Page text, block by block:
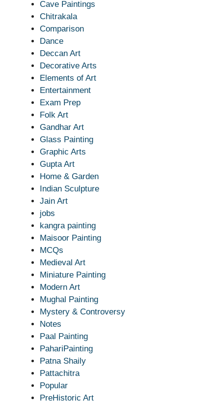
Cave Paintings
Chitrakala
Comparison
Dance
Deccan Art
Decorative Arts
Elements of Art
Entertainment
Exam Prep
Folk Art
Gandhar Art
Glass Painting
Graphic Arts
Gupta Art
Home & Garden
Indian Sculpture
Jain Art
jobs
kangra painting
Maisoor Painting
MCQs
Medieval Art
Miniature Painting
Modern Art
Mughal Painting
Mystery & Controversy
Notes
Paal Painting
PahariPainting
Patna Shaily
Pattachitra
Popular
PreHistoric Art